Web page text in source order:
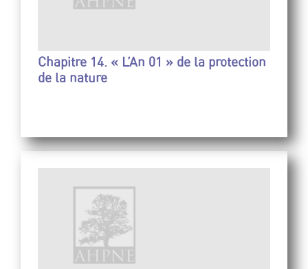
Chapitre 14. « L’An 01 » de la protection
de la nature